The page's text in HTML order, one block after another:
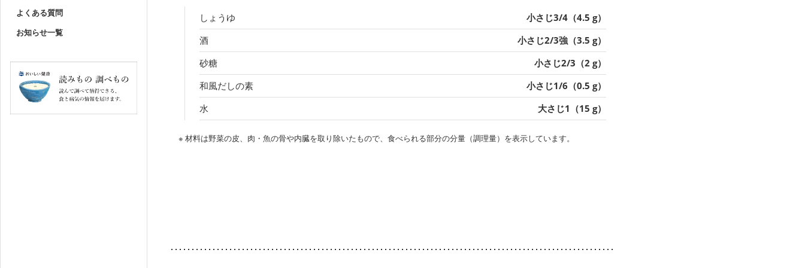
よくある質問
お知らせ一覧
しょうゆ
小さじ3/4（4.5 g）
酒
小さじ2/3強（3.5 g）
砂糖
小さじ2/3（2 g）
和風だしの素
小さじ1/6（0.5 g）
水
大さじ1（15 g）
※ 材料は野菜の皮、肉・魚の骨や内臓を取り除いたもので、食べられる部分の分量（調理量）を表示しています。